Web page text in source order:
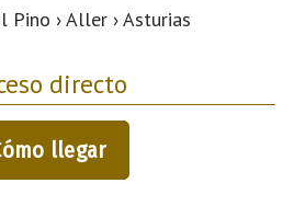
Pino › Aller › Asturias
directo
llegar